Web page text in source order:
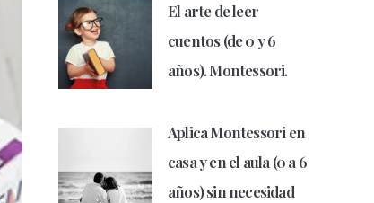
El arte de leer
cuentos (de 0 y 6
años). Montessori.
Aplica Montessori en
casa y en el aula (0 a 6
años) sin necesidad